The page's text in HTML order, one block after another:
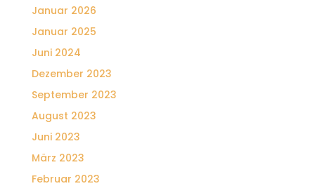
Januar 2026
Januar 2025
Juni 2024
Dezember 2023
September 2023
August 2023
Juni 2023
März 2023
Februar 2023